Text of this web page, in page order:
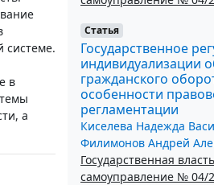
системе.
в
а
Статья
Государственное
индивидуализации
гражданского
особенности
регламентации
Киселева Надежда
Филимонов Андрей
Государственная
самоуправление № 04/